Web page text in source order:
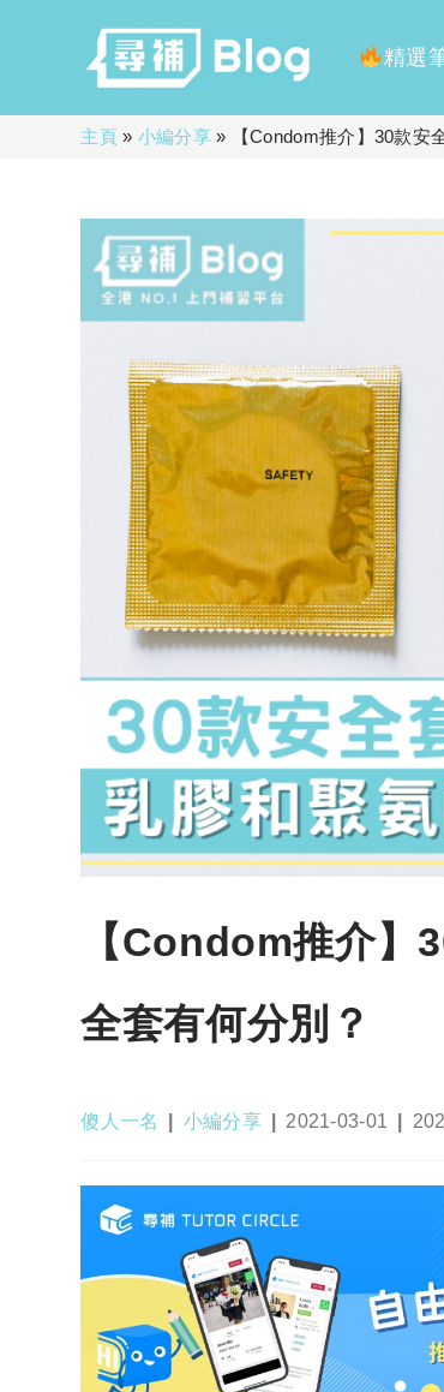
精選
主頁» 小編分享» 【Condom推介】30款安
【Condom推介】
全套有何分別？
Post
傻人一名
Post
小編分享
Post
2021-03-01
Post